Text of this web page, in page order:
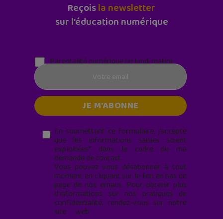
Reçoisla newsletter
sur l'éducation numérique
Parentalité numérique (le lundi matin)
En soumettant ce formulaire, j’accepte
que les informations saisies soient
exploitées* dans le cadre de ma
demande de contact.
Vous pouvez vous désabonner à tout
moment en cliquant sur le lien en bas de
page de nos emails. Pour obtenir plus
d'informations sur nos pratiques de
confidentialité, rendez-vous sur notre
site web